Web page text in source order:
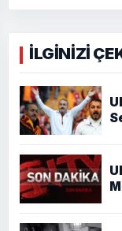
İLGİNİZİ